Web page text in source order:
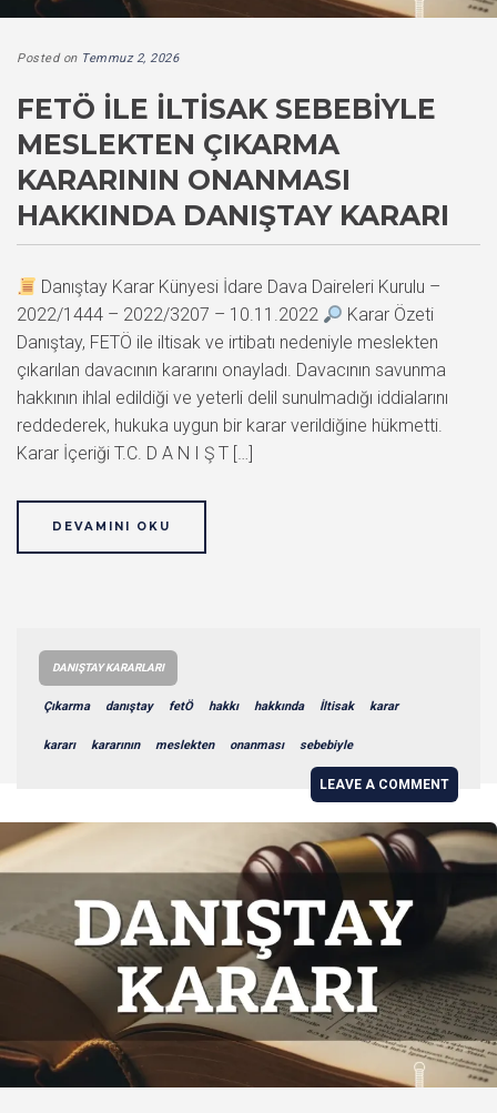
Posted on Temmuz 2, 2026
FETÖ ILE İLTISAK SEBEBIYLE
MESLEKTEN ÇIKARMA
KARARININ ONANMASI
HAKKINDA DANIŞTAY KARARI
Danıştay Karar Künyesi İdare Dava Daireleri Kurulu –
2022/1444 – 2022/3207 – 10.11.2022
Karar Özeti
Danıştay, FETÖ ile iltisak ve irtibatı nedeniyle meslekten
çıkarılan davacının kararını onayladı. Davacının savunma
hakkının ihlal edildiği ve yeterli delil sunulmadığı iddialarını
reddederek, hukuka uygun bir karar verildiğine hükmetti.
Karar İçeriği T.C. D A N I Ş T […]
DEVAMINI OKU
DANIŞTAY KARARLARI
Çıkarma danıştay fetÖ hakkı hakkında İltisak karar
kararı kararının meslekten onanması sebebiyle
LEAVE A COMMENT